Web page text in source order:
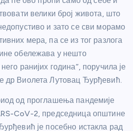
велики број живота, што
и зато се сви морамо
мера, па се из тог разлога
обележава у нешто
ранијих година”, поручила је
др Виолета Лутовац Ђурђевић.
од проглашења пандемије
CoV-2, председница општине
је посебно истакла рад